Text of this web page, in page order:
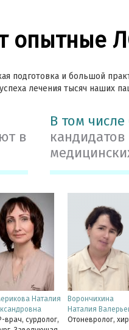
опытные
подготовка и большой
лечения тысяч наших
в
В том числе
кандидатов
Наталия
врач, сурдолог,
Ворончихина
Наталия
Отоневролог,